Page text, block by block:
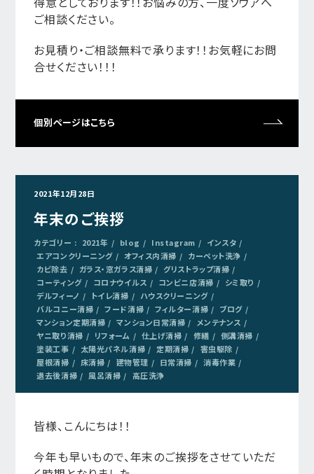
ご相談ください。
お見積り・ご相談無料で承ります！！お気軽にお問
合せください！！！
個別ページはこちら
2021年12月28日
年末のご挨拶
カテゴリー : 2021年 blog Instagram
インスタ
エアコンクリーニング
オフィス内清掃
カーペット洗浄
カビ除去
ガラス・窓ガラス清掃
グリストラップ清掃
コーティング
コロナウイルス コンビニ店清掃
シミ取り
デルフィーノ
トイレ清掃
ハウスクリーニング
バルコニー清掃
フード清掃 フィルター清掃
ブログ
マンション定期清掃
マンション日常清掃
メンテナンス
ヤニ取り清掃
リフォーム 仕上げ清掃 修繕
側溝清掃
塗装工事
太陽光パネル清掃 定期清掃
害虫駆除
屋根清掃
床清掃 建物管理 日常清掃
消毒作業
退去後清掃
風呂清掃 高圧洗浄
皆様、こんにちは！！
今年も早いもので、年末のご挨拶をさせていただ